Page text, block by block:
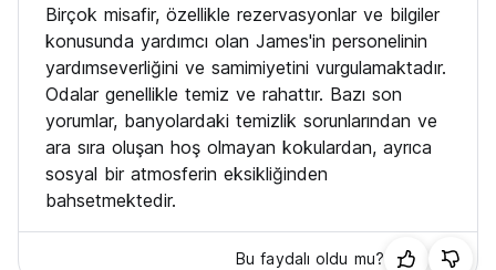
Birçok misafir, özellikle rezervasyonlar ve bilgiler
konusunda yardımcı olan James'in personelinin
yardımseverliğini ve samimiyetini vurgulamaktadır.
Odalar genellikle temiz ve rahattır. Bazı son
yorumlar, banyolardaki temizlik sorunlarından ve
ara sıra oluşan hoş olmayan kokulardan, ayrıca
sosyal bir atmosferin eksikliğinden
bahsetmektedir.
Bu faydalı oldu mu?